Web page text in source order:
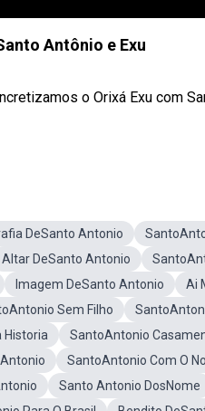
Antônio e Exu
o Orixá Exu com
DeSanto Antonio
Altar DeSanto Antonio
Imagem DeSanto Antonio
Ai
Sem Filho
Historia SantoAntonio
SantoAntonio Com O
Santo Antonio DosNome